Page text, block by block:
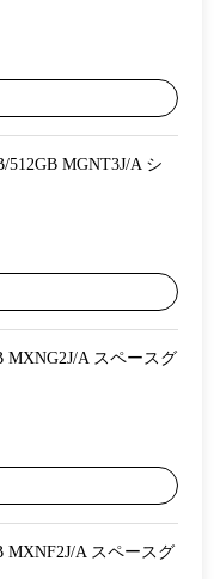
512GB MGNT3J/A シ
MXNG2J/A スペースグ
MXNF2J/A スペースグ